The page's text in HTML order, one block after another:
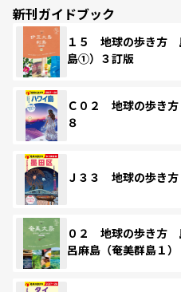
新刊ガイドブック
１５ 地球の歩き方
島①）３訂版
Ｃ０２ 地球の歩き
８
Ｊ３３ 地球の歩き
０２ 地球の歩き
呂麻島（奄美群島１